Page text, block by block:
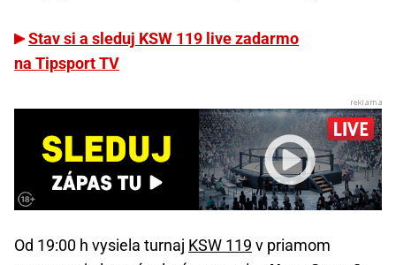
Stav si a sleduj KSW 119 live zadarmo
na Tipsport TV
Od 19:00 h vysiela turnaj KSW 119 v priamom